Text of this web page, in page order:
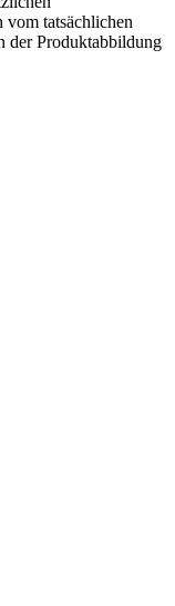
vom tatsächlichen
der Produktabbildung